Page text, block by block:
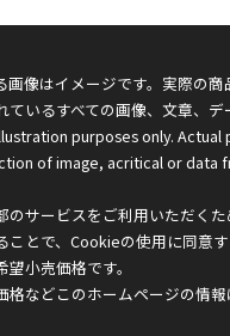
像はイメージです。実際の商
いるすべての画像、文章、デ
purposes only. Actual
of image, acritical or data
サービスをご利用いただく
とで、Cookieの使用に同意
小売価格です。
などこのホームページの情